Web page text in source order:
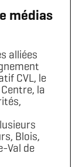
médias
alliées
CVL, le
la
Blois,
Val de